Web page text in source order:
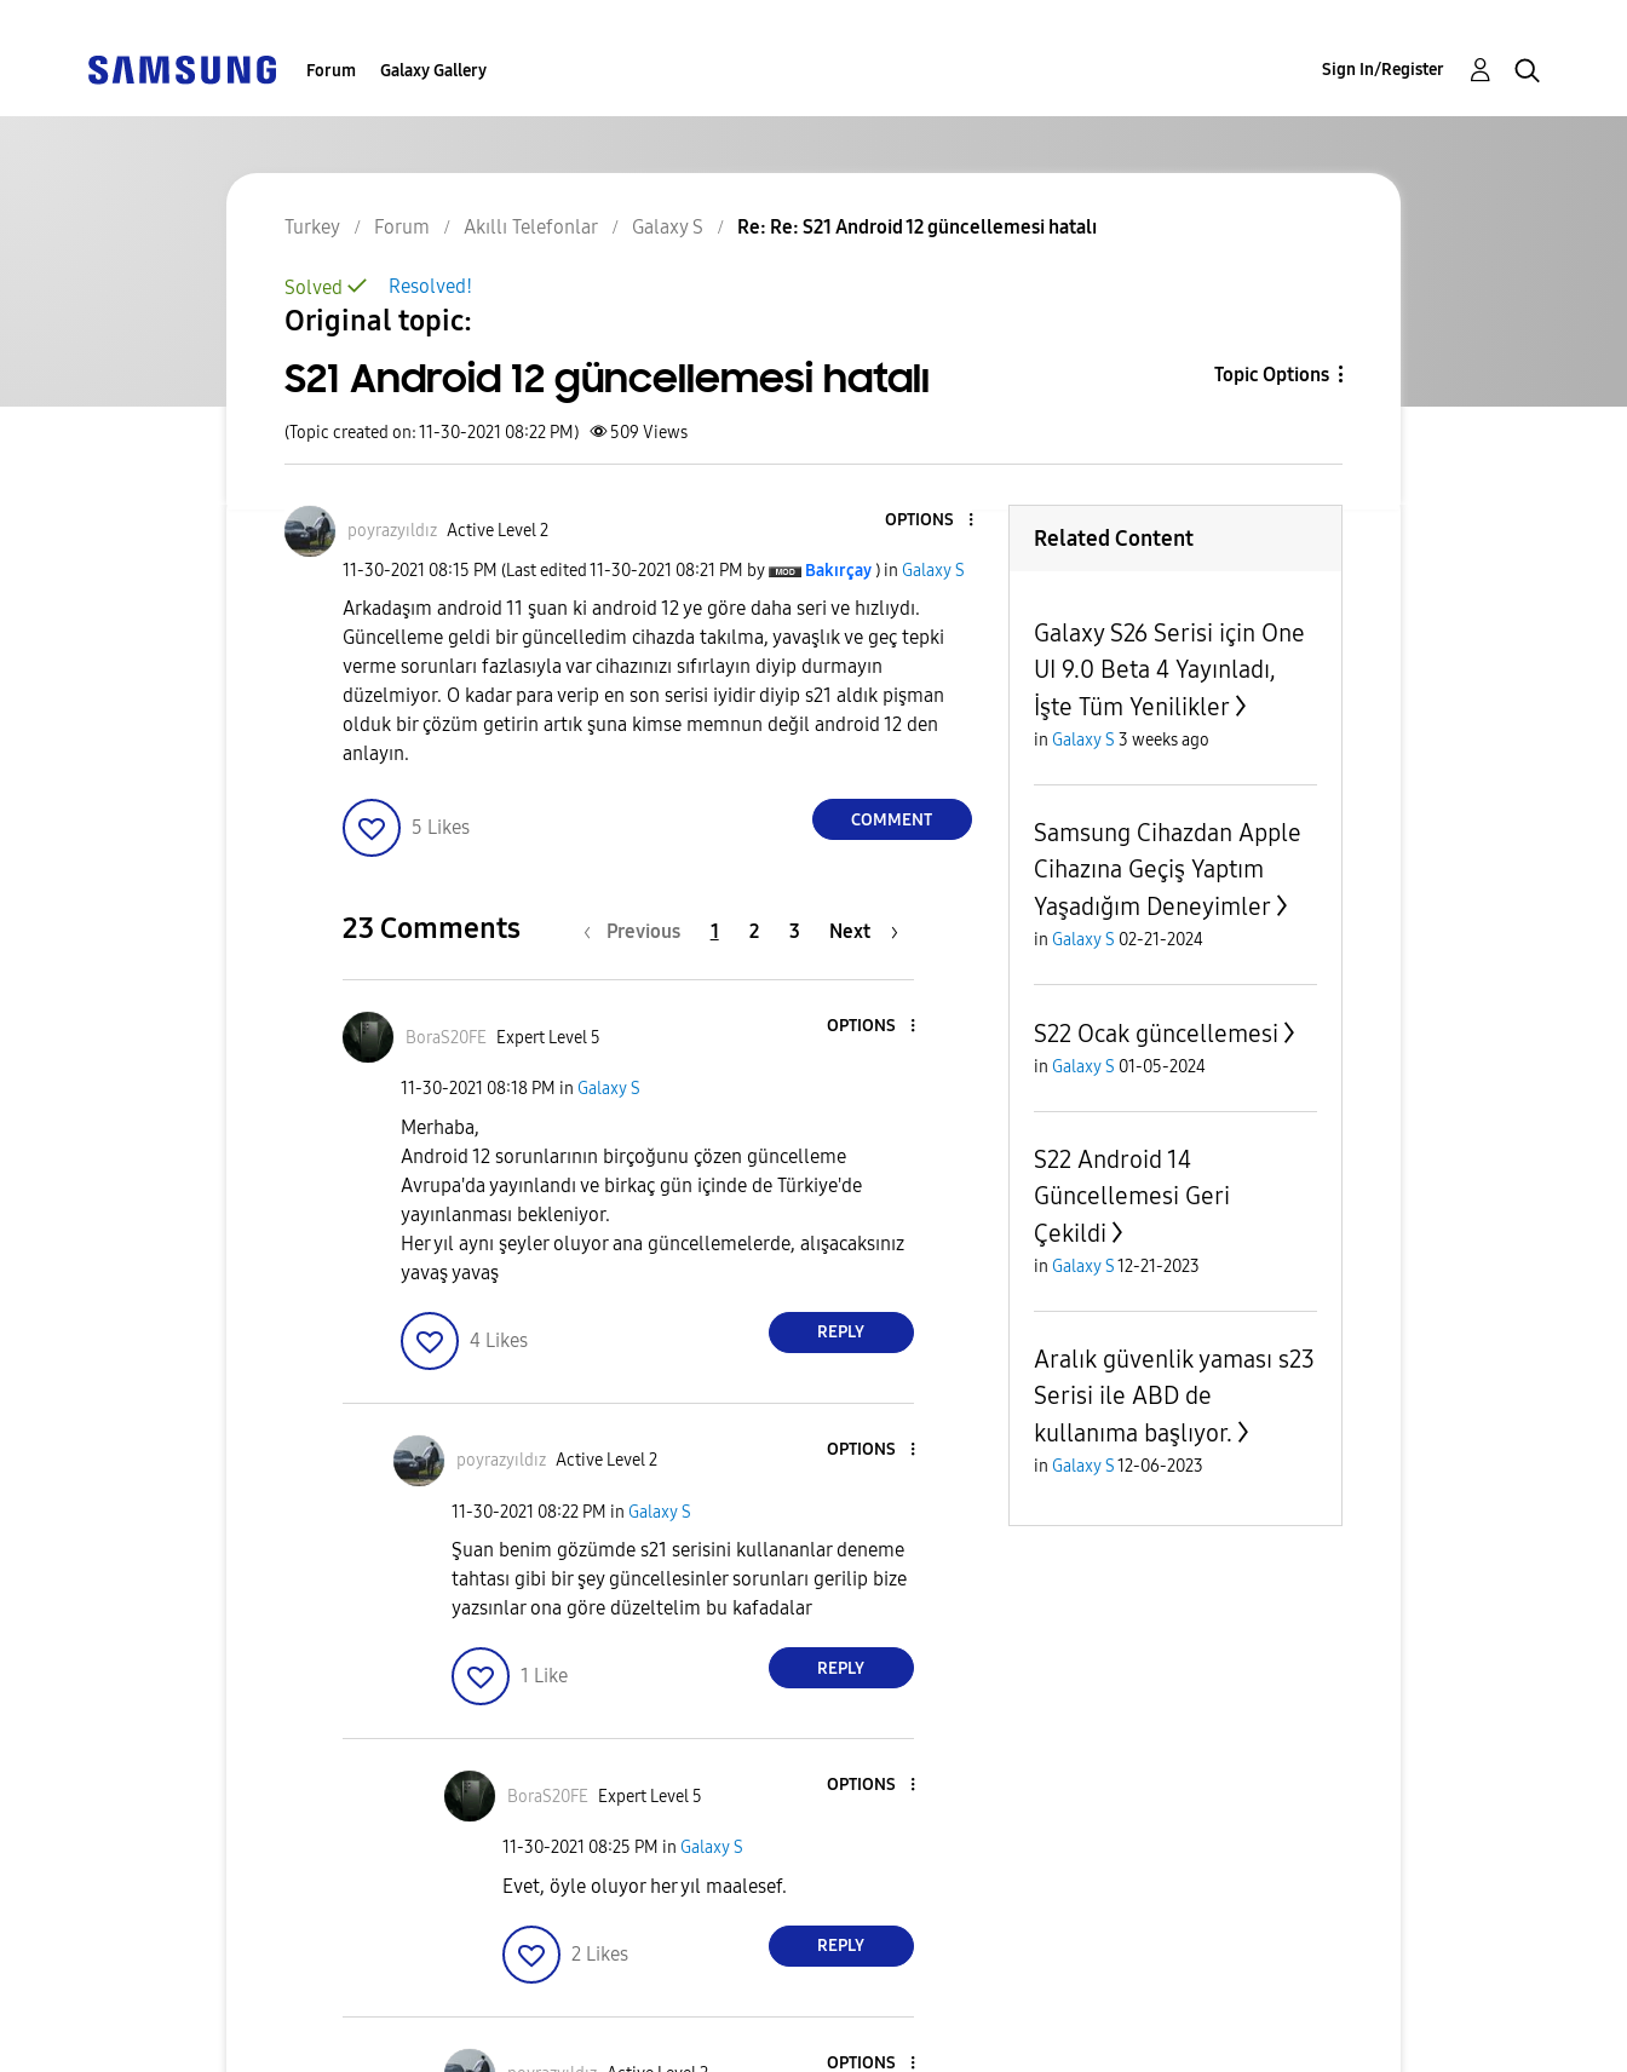
Forum Galaxy Gallery Sign In/Register
Turkey Forum Akıllı Telefonlar Galaxy S Re: Re: S21 Android 12 güncellemesi hatalı
Resolved!
Solved
Original topic:
S21 Android 12 güncellemesi hatalı Topic Options
(Topic created on: 11-30-2021 08:22 PM) 509 Views
poyrazyıldız Active Level 2
OPTIONS
‎11-30-2021 08:15 PM (Last edited ‎11-30-2021 08:21 PM by Bakırçay ) in Galaxy S
Arkadaşım android 11 şuan ki android 12 ye göre daha seri ve hızlıydı.
Güncelleme geldi bir güncelledim cihazda takılma, yavaşlık ve geç tepki
verme sorunları fazlasıyla var cihazınızı sıfırlayın diyip durmayın
düzelmiyor. O kadar para verip en son serisi iyidir diyip s21 aldık pişman
olduk bir çözüm getirin artık şuna kimse memnun değil android 12 den
anlayın.
5 Likes COMMENT
23 Comments Previous 1 2 3 Next
BoraS20FE Expert Level 5
OPTIONS
‎11-30-2021 08:18 PM in Galaxy S
Merhaba,
Android 12 sorunlarının birçoğunu çözen güncelleme
Avrupa'da yayınlandı ve birkaç gün içinde de Türkiye'de
yayınlanması bekleniyor.
Her yıl aynı şeyler oluyor ana güncellemelerde, alışacaksınız
yavaş yavaş
4 Likes REPLY
poyrazyıldız Active Level 2
OPTIONS
‎11-30-2021 08:22 PM in Galaxy S
Şuan benim gözümde s21 serisini kullananlar deneme
tahtası gibi bir şey güncellesinler sorunları gerilip bize
yazsınlar ona göre düzeltelim bu kafadalar
1 Like REPLY
BoraS20FE Expert Level 5
OPTIONS
‎11-30-2021 08:25 PM in Galaxy S
Evet, öyle oluyor her yıl maalesef.
2 Likes REPLY
OPTIONS
Related Content
Galaxy S26 Serisi için One
UI 9.0 Beta 4 Yayınladı,
İşte Tüm Yenilikler
in Galaxy S 3 weeks ago
Samsung Cihazdan Apple
Cihazına Geçiş Yaptım
Yaşadığım Deneyimler
in Galaxy S 02-21-2024
S22 Ocak güncellemesi
in Galaxy S 01-05-2024
S22 Android 14
Güncellemesi Geri
Çekildi
in Galaxy S12-21-2023
Aralık güvenlik yaması s23
Serisi ile ABD de
kullanıma başlıyor.
in Galaxy S12-06-2023